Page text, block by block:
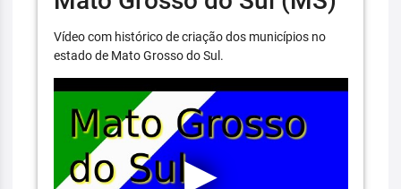
Vídeo com histórico de criação dos municípios no
estado de Mato Grosso do Sul.